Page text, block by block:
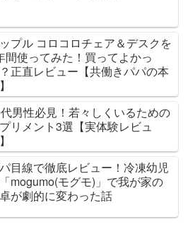
プル コロコロチェア＆デスクを
間使ってみた！買ってよかっ
正直レビュー【共働きパパの本
男性必見！若々しくいるための
リメント3選【実体験レビュ
目線で徹底レビュー！冷凍幼児
mogumo(モグモ)」で我が家の
が劇的に変わった話